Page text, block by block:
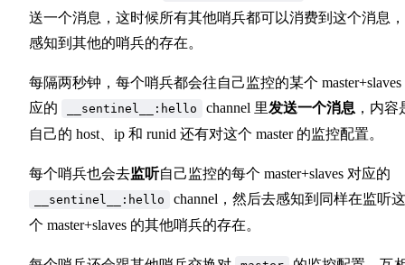
送一个消息，这时候所有其他哨兵都可以消费到这个消息
感知到其他的哨兵的存在。
每隔两秒钟，每个哨兵都会往自己监控的某个 master+slaves
应的
__sentinel__:hello channel 里发送一个消息 ，内容
自己的 host、ip 和 runid 还有对这个 master 的监控配置。
每个哨兵也会去监听自己监控的每个 master+slaves 对应的
__sentinel__:hello
channel，然后去感知到同样在监听这
个 master+slaves 的其他哨兵的存在。